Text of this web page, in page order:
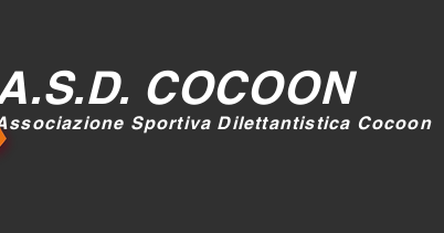
COCOON
Sportiva Dilettantistica Cocoon